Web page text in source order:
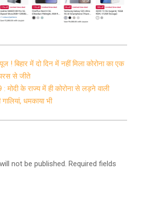
! बिहार में दो दिन में नहीं मिला कोरोना का एक
से जीते
मोदी के राज्य में ही कोरोना से लड़ने वाली
धमकाया भी
not be published. Required fields